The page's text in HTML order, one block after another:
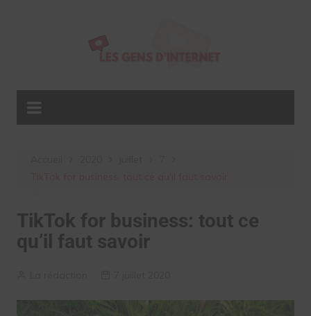
TikTok for business: tout ce
qu’il faut savoir